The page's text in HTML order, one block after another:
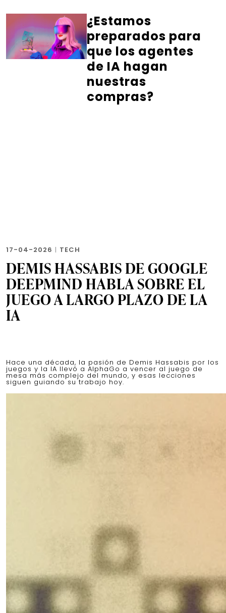
¿Estamos
preparados para
que los agentes
de IA hagan
nuestras
compras?
17-04-2026 | TECH
DEMIS HASSABIS DE GOOGLE
DEEPMIND HABLA SOBRE EL
JUEGO A LARGO PLAZO DE LA
IA
Hace una década, la pasión de Demis Hassabis por los
juegos y la IA llevó a AlphaGo a vencer al juego de
mesa más complejo del mundo, y esas lecciones
siguen guiando su trabajo hoy.